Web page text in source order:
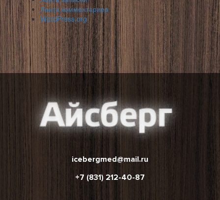
Лента комментариев
WordPress.org
icebergmed@mail.ru
+7 (831) 212-40-87